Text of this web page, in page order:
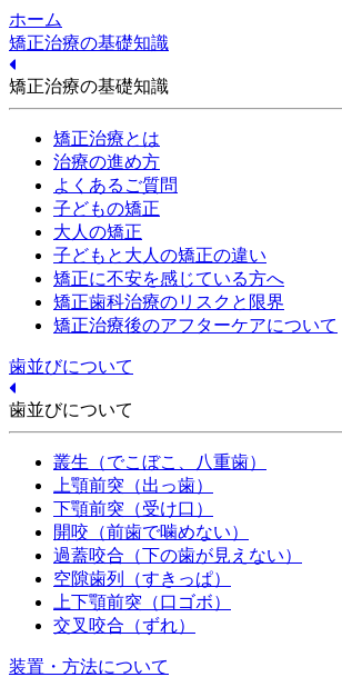
ホーム
矯正治療の基礎知識
矯正治療の基礎知識
矯正治療とは
治療の進め方
よくあるご質問
子どもの矯正
大人の矯正
子どもと大人の矯正の違い
矯正に不安を感じている方へ
矯正歯科治療のリスクと限界
矯正治療後のアフターケアについて
歯並びについて
歯並びについて
叢生（でこぼこ、八重歯）
上顎前突（出っ歯）
下顎前突（受け口）
開咬（前歯で噛めない）
過蓋咬合（下の歯が見えない）
空隙歯列（すきっぱ）
上下顎前突（口ゴボ）
交叉咬合（ずれ）
装置・方法について